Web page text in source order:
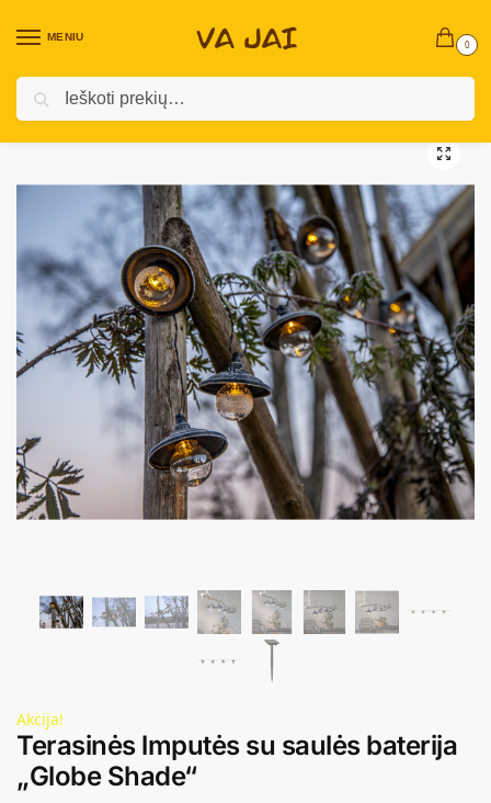
MENIU
0
Pradžia / Lauko dekoracijos
Akcija!
Terasinės lmputės su saulės baterija
„Globe Shade“